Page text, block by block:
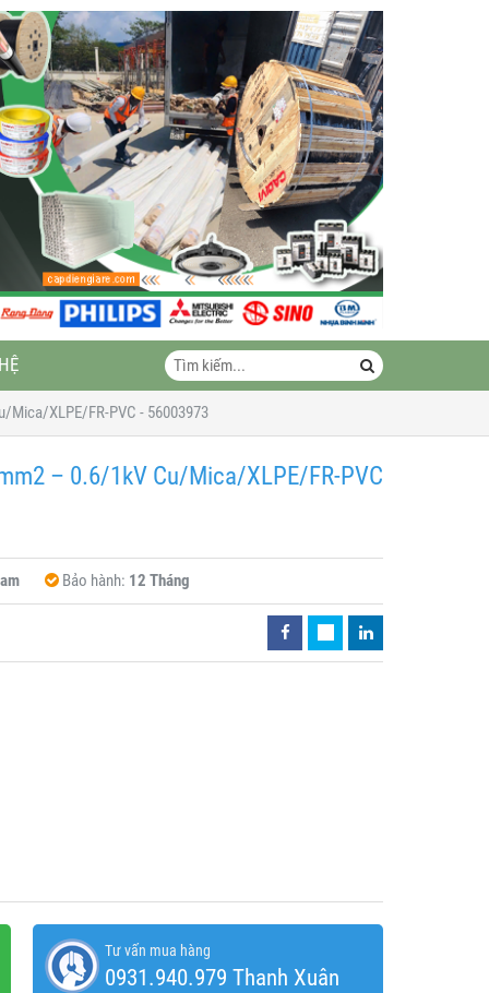
Mica/XLPE/FR-PVC - 56003973
– 0.6/1kV Cu/Mica/XLPE/FR-PVC
Bảo hành: 12 Tháng
Tư vấn mua hàng
0931.940.979 Thanh Xuân